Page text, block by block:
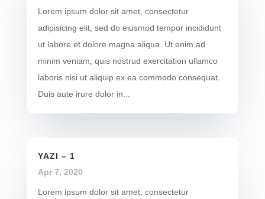
Lorem ipsum dolor sit amet, consectetur
adipisicing elit, sed do eiusmod tempor incididunt
ut labore et dolore magna aliqua. Ut enim ad
minim veniam, quis nostrud exercitation ullamco
laboris nisi ut aliquip ex ea commodo consequat.
Duis aute irure dolor in...
YAZI – 1
Apr 7, 2020
Lorem ipsum dolor sit amet, consectetur